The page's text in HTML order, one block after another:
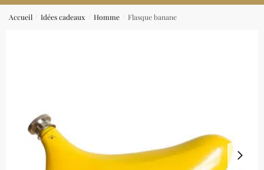
Accueil Idées cadeaux Homme Flasque banane